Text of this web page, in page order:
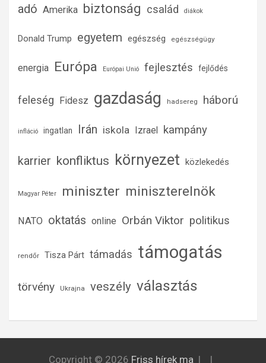
adó Amerika biztonság család diákok
Donald Trump egyetem egészség egészségügy
energia Európa Európai Unió fejlesztés fejlődés
feleség Fidesz gazdaság hadsereg háború
infláció ingatlan Irán iskola Izrael kampány
karrier konfliktus környezet közlekedés
Magyar Péter miniszter miniszterelnök
NATO oktatás online Orbán Viktor politikus
rendőr Tisza Párt támadás támogatás
törvény Ukrajna veszély választás
Copyright © 2026 Friss hírek ma